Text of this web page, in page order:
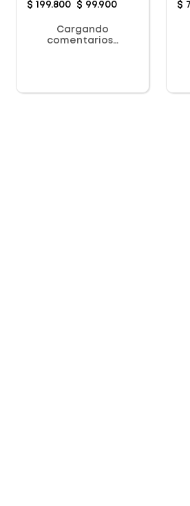
$ 199.800 $ 99.900
Cargando
comentarios…
$